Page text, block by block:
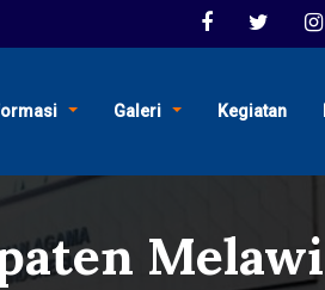
Galeri Kegiatan
Melawi